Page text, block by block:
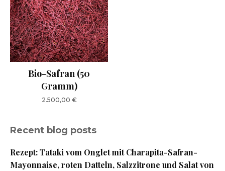
Bio-Safran (50
Gramm)
2.500,00 €
Recent blog posts
Rezept: Tataki vom Onglet mit Charapita-Safran-
Mayonnaise, roten Datteln, Salzzitrone und Salat von